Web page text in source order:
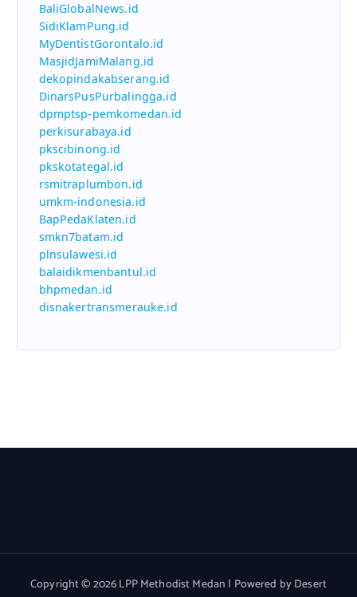
BaliGlobalNews.id
SidiKlamPung.id
MyDentistGorontalo.id
MasjidJamiMalang.id
dekopindakabserang.id
DinarsPusPurbalingga.id
dpmptsp-pemkomedan.id
perkisurabaya.id
pkscibinong.id
pkskotategal.id
rsmitraplumbon.id
umkm-indonesia.id
BapPedaKlaten.id
smkn7batam.id
plnsulawesi.id
balaidikmenbantul.id
bhpmedan.id
disnakertransmerauke.id
Copyright © 2026 LPP Methodist Medan | Powered byDesert